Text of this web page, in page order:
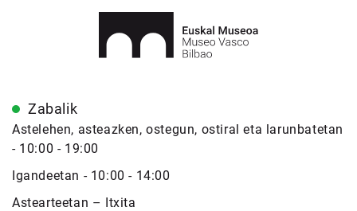
Zabalik
Astelehen, asteazken, ostegun, ostiral eta larunbatetan
- 10:00 - 19:00
Igandeetan - 10:00 - 14:00
Astearteetan – Itxita